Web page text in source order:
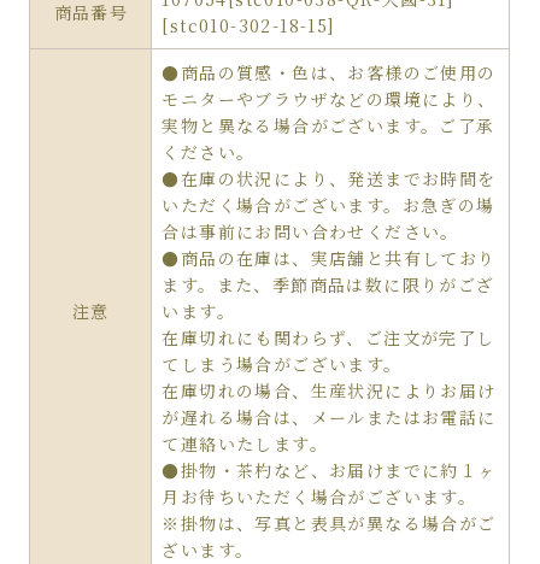
商品番号
[stc010-302-18-15]
注意
●商品の質感・色は、お客様のご使用の
モニターやブラウザなどの環境により、
実物と異なる場合がございます。ご了承
ください。
●在庫の状況により、発送までお時間を
いただく場合がございます。お急ぎの場
合は事前にお問い合わせください。
●商品の在庫は、実店舗と共有しており
ます。また、季節商品は数に限りがござ
います。
在庫切れにも関わらず、ご注文が完了し
てしまう場合がございます。
在庫切れの場合、生産状況によりお届け
が遅れる場合は、メールまたはお電話に
て連絡いたします。
●掛物・茶杓など、お届けまでに約１ヶ
月お待ちいただく場合がございます。
※掛物は、写真と表具が異なる場合がご
ざいます。